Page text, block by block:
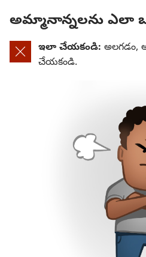
అమ్మానాన్నలను ఎలా
ఇలా చేయకండి: అలగడం,
చేయకండి.